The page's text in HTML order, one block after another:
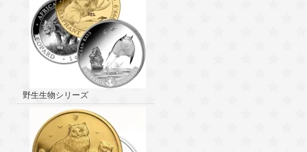
野生生物シリーズ